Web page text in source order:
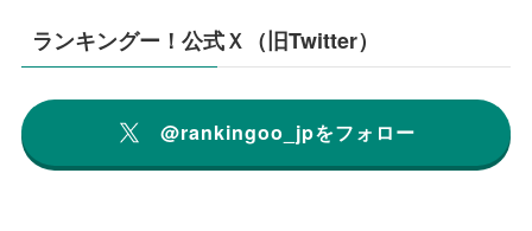
ランキングー！公式Ｘ（旧Twitter）
@rankingoo_jpをフォロー